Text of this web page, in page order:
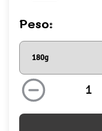
Peso: